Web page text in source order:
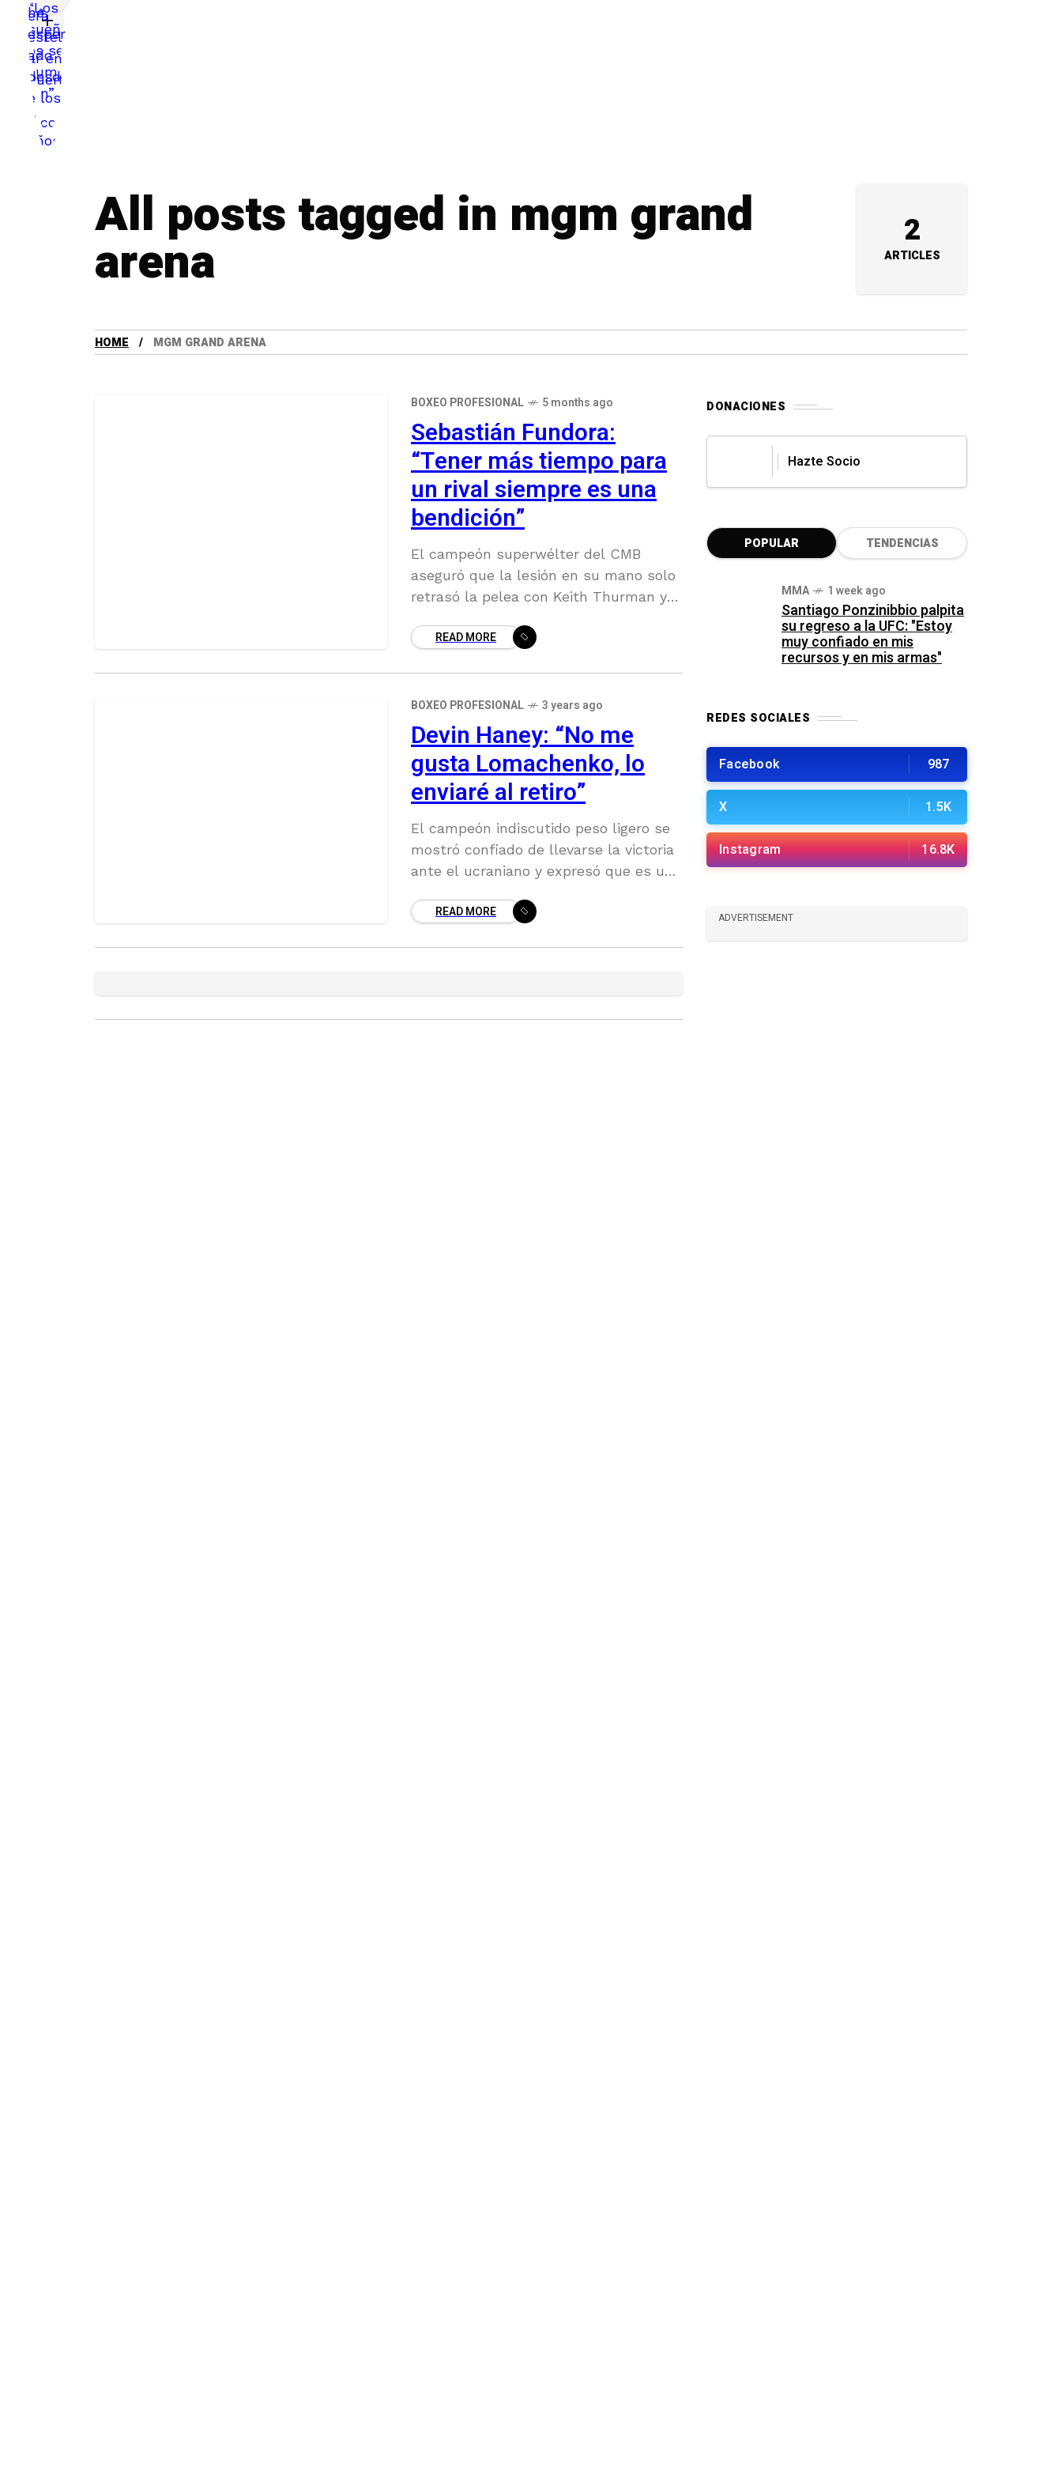
All posts tagged in mgm grand
arena 2
ARTICLES
HOME MGM GRAND ARENA
BOXEO PROFESIONAL 5 months ago
Sebastián Fundora:
“Tener más tiempo para
un rival siempre es una
bendición”
El campeón superwélter del CMB
aseguró que la lesión en su mano solo
retrasó la pelea con Keith Thurman y
sigue en la cima de la división.
READ MORE
BOXEO PROFESIONAL 3 years ago
Devin Haney: “No me
gusta Lomachenko, lo
enviaré al retiro”
El campeón indiscutido peso ligero se
mostró confiado de llevarse la victoria
ante el ucraniano y expresó que es una
años.READ MORE
DONACIONES
Hazte Socio
POPULAR TENDENCIAS
MMA 1 week ago
Santiago Ponzinibbio palpita
su regreso a la UFC: "Estoy
muy confiado en mis
recursos y en mis armas"
REDES SOCIALES
Facebook 987
X 1.5K
Instagram 16.8K
ADVERTISEMENT